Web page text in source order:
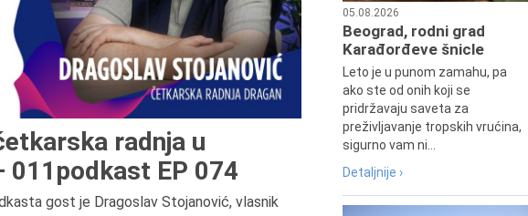
radnja u
011podkast EP 074
gost je Dragoslav Stojanović, vlasnik
05.08.2026
Beograd, rodni grad
Karađorđeve šnicle
Leto je u punom zamahu, pa
ako ste od onih koji se
pridržavaju saveta za
preživljavanje tropskih vrućina,
sigurno vam ni...
Detaljnije ›